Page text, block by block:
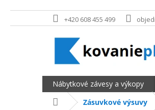
Prejsť na obsah +420 608 455 499
Nábytkové závesy a výkopy
DomovZásuvkové výsuvy